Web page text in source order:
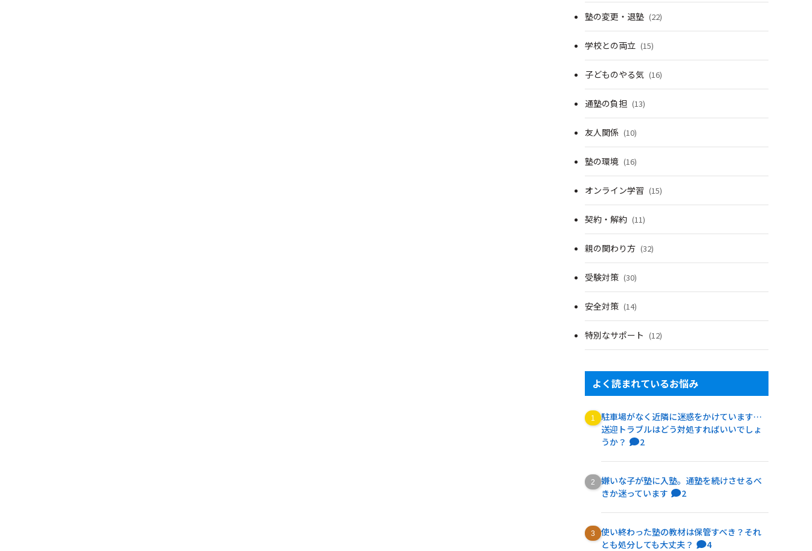
塾の変更・退塾 (22)
学校との両立 (15)
子どものやる気 (16)
通塾の負担 (13)
友人関係 (10)
塾の環境 (16)
オンライン学習 (15)
契約・解約 (11)
親の関わり方 (32)
受験対策 (30)
安全対策 (14)
特別なサポート (12)
よく読まれているお悩み
駐車場がなく近隣に迷惑をかけています…
送迎トラブルはどう対処すればいいでしょ
うか？
2
嫌いな子が塾に入塾。通塾を続けさせるべ
きか迷っています
2
使い終わった塾の教材は保管すべき？それ
とも処分しても大丈夫？
4